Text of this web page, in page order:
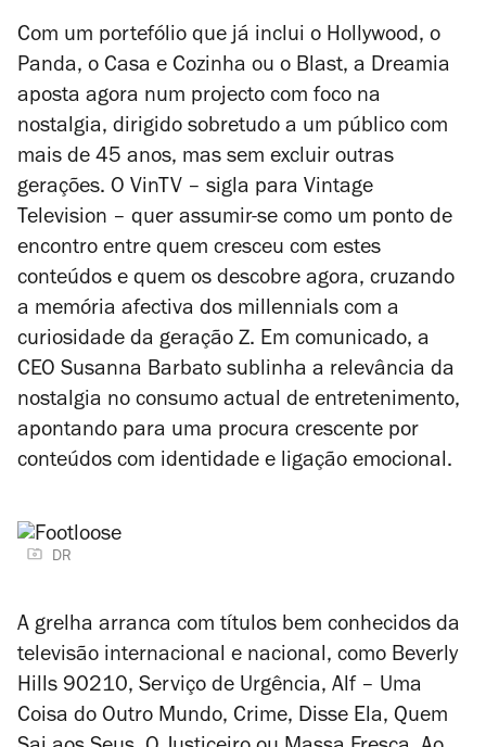
Com um portefólio que já inclui o Hollywood, o
Panda, o Casa e Cozinha ou o Blast, a Dreamia
aposta agora num projecto com foco na
nostalgia, dirigido sobretudo a um público com
mais de 45 anos, mas sem excluir outras
gerações. O VinTV – sigla para Vintage
Television – quer assumir-se como um ponto de
encontro entre quem cresceu com estes
conteúdos e quem os descobre agora, cruzando
a memória afectiva dos millennials com a
curiosidade da geração Z. Em comunicado, a
CEO Susanna Barbato sublinha a relevância da
nostalgia no consumo actual de entretenimento,
apontando para uma procura crescente por
conteúdos com identidade e ligação emocional.
DR
A grelha arranca com títulos bem conhecidos da
televisão internacional e nacional, como Beverly
Hills 90210, Serviço de Urgência, Alf – Uma
Coisa do Outro Mundo, Crime, Disse Ela, Quem